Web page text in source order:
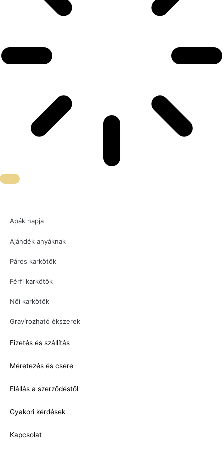
Apák napja
Ajándék anyáknak
Páros karkötők
Férfi karkötők
Női karkötők
Gravírozható ékszerek
Fizetés és szállítás
Méretezés és csere
Elállás a szerződéstől
Gyakori kérdések
Kapcsolat